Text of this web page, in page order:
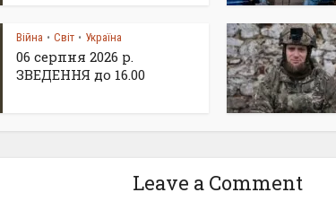
Війна • Світ • Україна
06 серпня 2026 р.
ЗВЕДЕННЯ до 16.00
Leave a Comment